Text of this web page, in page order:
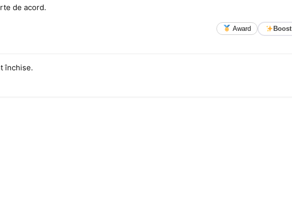
de acord.
Award Boost
închise.